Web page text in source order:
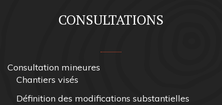
CONSULTATIONS
Consultation mineures
Chantiers visés
Définition des modifications substantielles